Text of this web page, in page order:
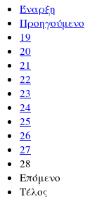
Έναρξη
Προηγούμενο
19
20
21
22
23
24
25
26
27
28
Επόμενο
Τέλος